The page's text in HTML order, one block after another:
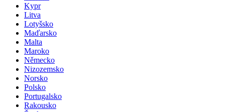
Kypr
Litva
Lotyšsko
Maďarsko
Malta
Maroko
Německo
Nizozemsko
Norsko
Polsko
Portugalsko
Rakousko